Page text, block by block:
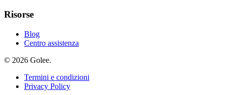
Risorse
Blog
Centro assistenza
© 2026 Golee.
Termini e condizioni
Privacy Policy